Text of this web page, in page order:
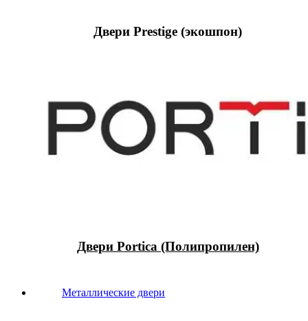
Двери Prestige (экошпон)
Двери Portica (Полипропилен)
Металлические двери